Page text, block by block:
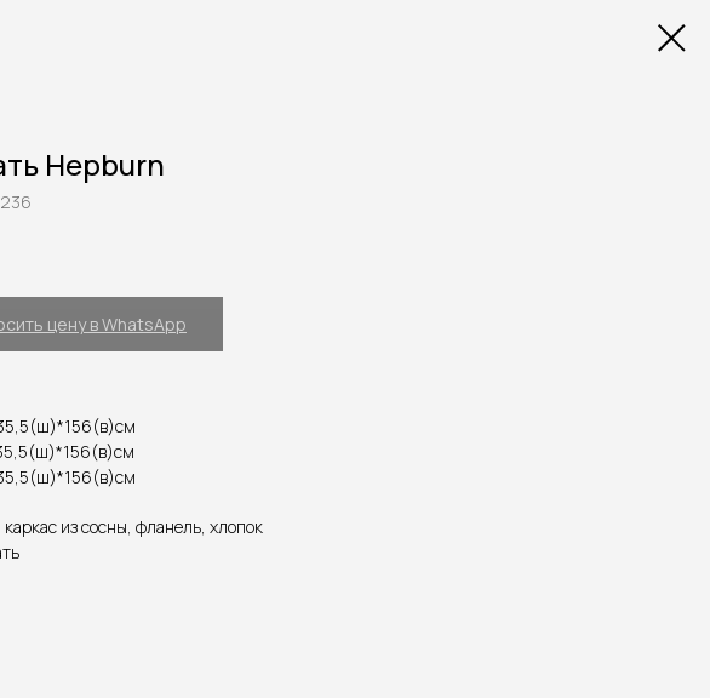
Hepburn
цену в WhatsApp
из сосны, фланель, хлопок